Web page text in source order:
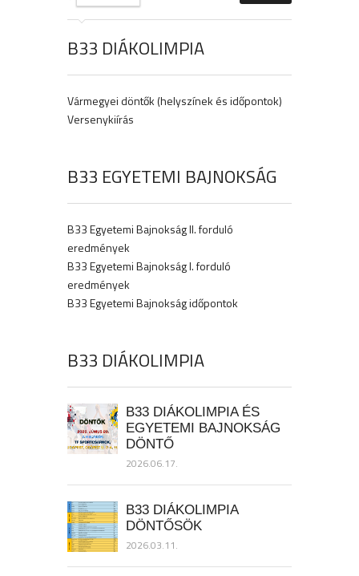
B33 DIÁKOLIMPIA
Vármegyei döntők (helyszínek és időpontok)
Versenykiírás
B33 EGYETEMI BAJNOKSÁG
B33 Egyetemi Bajnokság II. forduló
eredmények
B33 Egyetemi Bajnokság I. forduló
eredmények
B33 Egyetemi Bajnokság időpontok
B33 DIÁKOLIMPIA
B33 DIÁKOLIMPIA ÉS
EGYETEMI BAJNOKSÁG
DÖNTŐ
2026.06.17.
B33 DIÁKOLIMPIA
DÖNTŐSÖK
2026.03.11.